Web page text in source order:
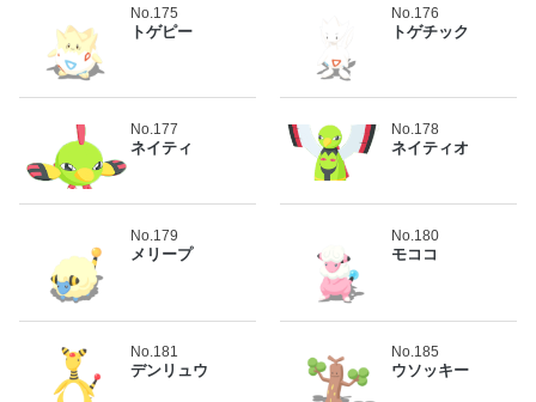
No.175
トゲピー
No.176
トゲチック
No.177
ネイティ
No.178
ネイティオ
No.179
メリープ
No.180
モココ
No.181
デンリュウ
No.185
ウソッキー